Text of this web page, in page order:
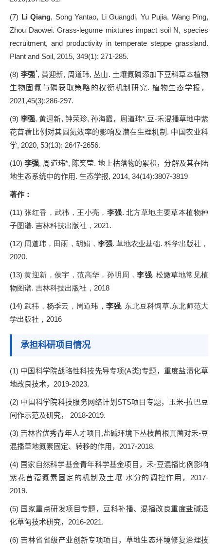
(7) Li Qiang, Song Yantao, Li Guangdi, Yu Pujia, Wang Ping,
Zhou Daowei. Grass-legume mixtures impact soil N, species
recruitment, and productivity in temperate steppe grassland.
Plant and Soil, 2015, 349(1): 271-285.
(8)李强*, 黄迎新, 周道玮, 丛山. 土壤氮磷添加下豆科草本植物
生物固氮与磷获取策略的权衡机制研究.植物生态学报，
2021,45(3):286-297.
(9)李强,黄迎新, 钟荣珍, 孙海霞，周道玮*.豆-禾混播草地中紫
花苜蓿比例对其固氮效率的影响及潜在生理机制 . 中国农业科
学, 2020, 53(13): 2647-2656.
(10)李强, 周道玮*, 陈笑莹.地上枯落物的累积，分解及其在陆
地生态系统中的作用. 生态学报, 2014, 34(14):3807-3819
著作：
(11)张红香，武祎，王小亮， 李强.北方草地主要草本植物种
子图谱. 吉林科技出版社， 2021.
(12) 周道玮，田雨，胡娟， 李强.草地农业基础. 科学出版社，
2020.
(13)黄迎新，侯宇，范高华，孙明周，李强. 松嫩草地常见植
物图谱. 吉林科技出版社， 2018
(14)武祎，杨季云，周道玮， 李强. 东北豆科饲草.东北师范大
学出版社， 2016
承担科研项目情况
(1) 中国科学院战略性科技先导专项(A类)专题，重度盐渍化草
地改良技术， 2019-2023.
(2) 中国科学院科技服务网络计划 STS项目专题，玉米-拉巴豆
间作示范及研究，
2018-2019.
(3) 吉林省优秀青年人才项目 ,盐碱环境下丛枝菌根真菌对禾-豆
混播草地氮素固定、转移的作用， 2017-2018.
(4) 国家自然科学基金青年科学基金项目，禾-豆混播比例影响
紫花苜蓿氮素固定的机制及土壤 水分的调控作用， 2017-
2019.
(5) 国家重点研发项目专题，豆科补播、混播改良重度盐碱退
化草甸技术研究， 2016-2021.
(6) 吉林省省级产业创新专项项目，草地生态环境修复治理技